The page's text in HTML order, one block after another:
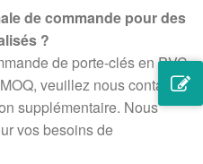
de commande pour des
?
de porte-clés en PVC
veuillez nous contacter
supplémentaire. Nous
vos besoins de